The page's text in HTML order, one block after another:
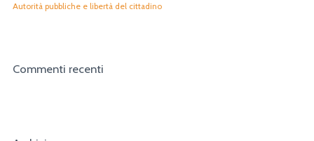
Autorità pubbliche e libertà del cittadino
Commenti recenti